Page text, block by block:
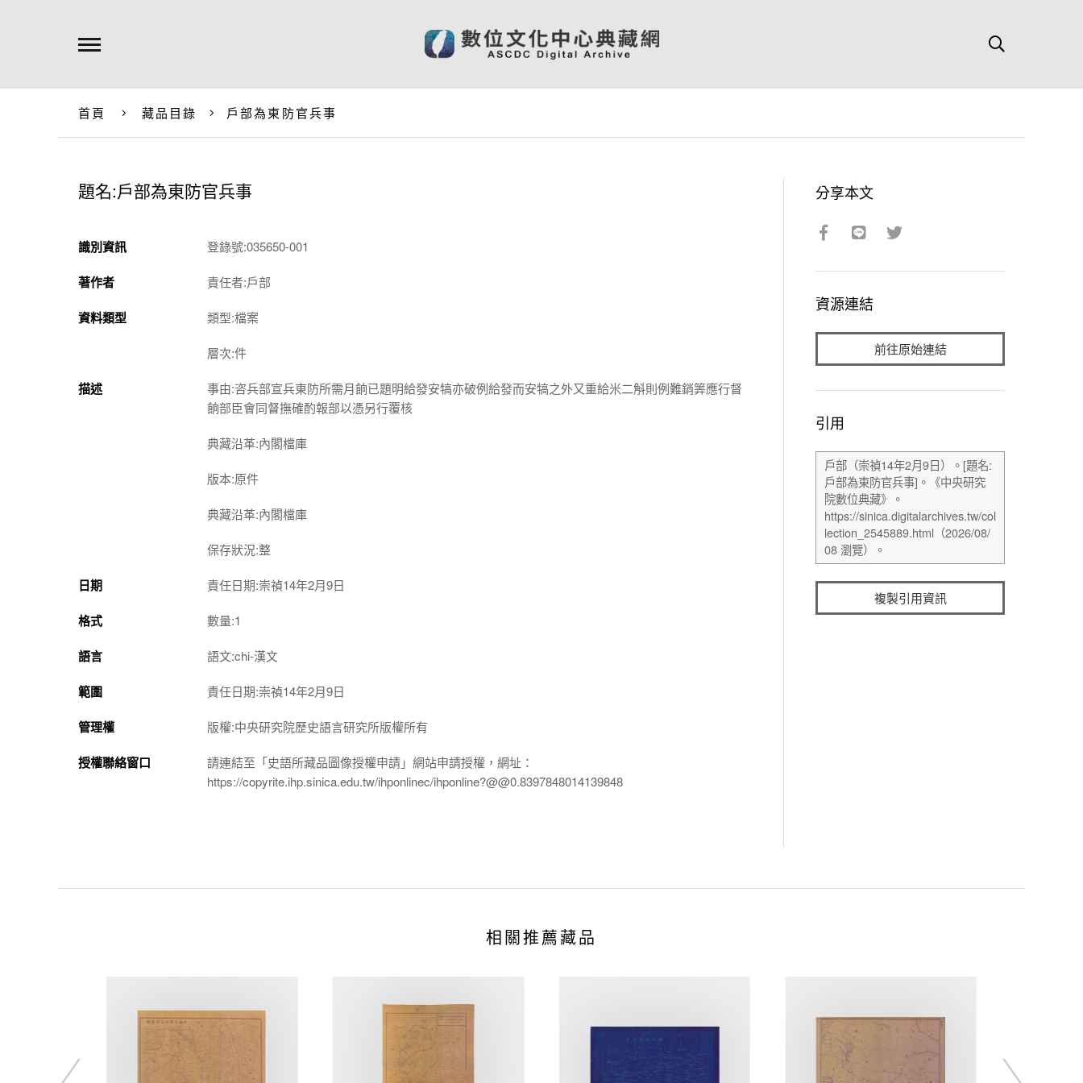
首頁 藏品目錄 戶部為東防官兵事
題名:戶部為東防官兵事
識別資訊 登錄號:035650-001
著作者 責任者:戶部
資料類型 類型:檔案
層次:件
描述
事由:咨兵部宣兵東防所需月餉已題明給發安犒亦破例給發而安犒之外又重給米二斛則例難銷筭應行督
餉部臣會同督撫確酌報部以憑另行覆核
典藏沿革:內閣檔庫
版本:原件
典藏沿革:內閣檔庫
保存狀況:整
日期 責任日期:崇禎14年2月9日
格式 數量:1
語言 語文:chi-漢文
範圍 責任日期:崇禎14年2月9日
管理權 版權:中央研究院歷史語言研究所版權所有
授權聯絡窗口
請連結至「史語所藏品圖像授權申請」網站申請授權，網址：
https://copyrite.ihp.sinica.edu.tw/ihponlinec/ihponline?@@0.8397848014139848
分享本文
資源連結
前往原始連結
引用
複製引用資訊
相關推薦藏品